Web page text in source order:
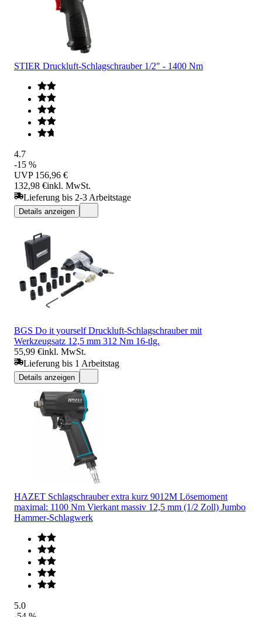
STIER Druckluft-Schlagschrauber 1/2" - 1400 Nm
4.7
-15 %
UVP 156,96 €
132,98 €inkl. MwSt.
Lieferung bis 2-3 Arbeitstage
Details anzeigen
BGS Do it yourself Druckluft-Schlagschrauber mit
Werkzeugsatz 12,5 mm 312 Nm 16-tlg.
55,99 €inkl. MwSt.
Lieferung bis 1 Arbeitstag
Details anzeigen
HAZET Schlagschrauber extra kurz 9012M Lösemoment
maximal: 1100 Nm Vierkant massiv 12,5 mm (1/2 Zoll) Jumbo
Hammer-Schlagwerk
5.0